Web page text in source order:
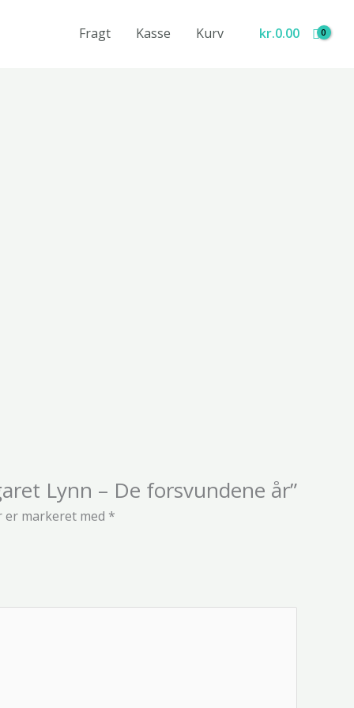
Fragt Kasse Kurv kr.0.00
Lynn – De forsvundene år”
markeret med *